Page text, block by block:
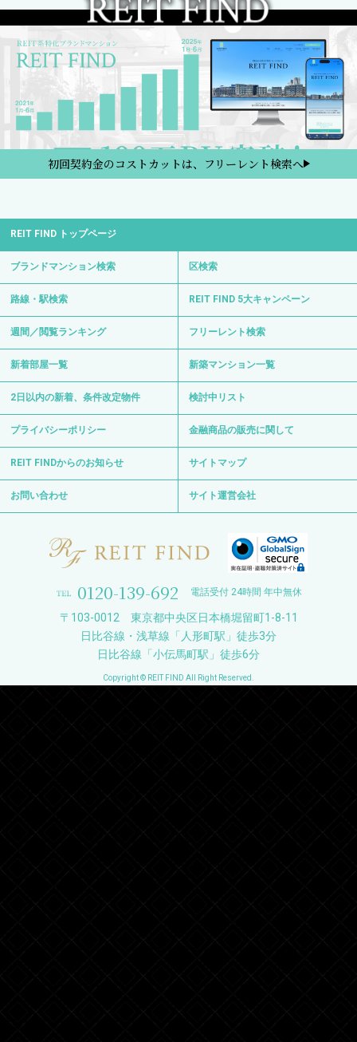
初回契約金のコストカットは、フリーレント検索へ
REIT FIND トップページ
ブランドマンション検索 区検索
路線・駅検索 REIT FIND 5大キャンペーン
週間／閲覧ランキング フリーレント検索
新着部屋一覧 新築マンション一覧
2日以内の新着、条件改定物件 検討中リスト
プライバシーポリシー 金融商品の販売に関して
REIT FINDからのお知らせ サイトマップ
お問い合わせ サイト運営会社
0120-139-692 電話受付 24時間 年中無休
〒103-0012 東京都中央区日本橋堀留町1-8-11
日比谷線・浅草線「人形町駅」徒歩3分
日比谷線「小伝馬町駅」徒歩6分
Copyright © REIT FIND All Right Reserved.